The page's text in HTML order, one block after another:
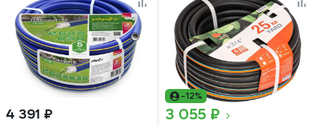
4 391 ₽
-12%
3 055 ₽